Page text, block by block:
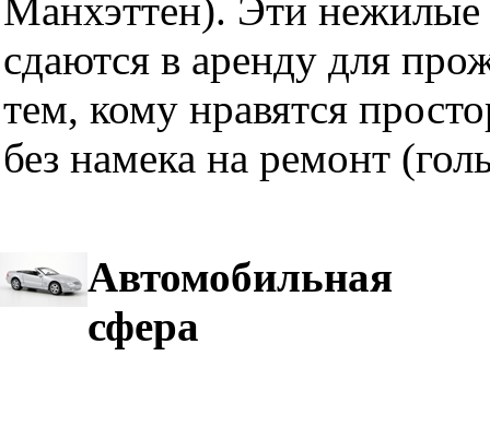
Манхэттен). Эти нежилые
сдаются в аренду для
тем, кому нравятся
без намека на ремонт
Автомобильная
сфера